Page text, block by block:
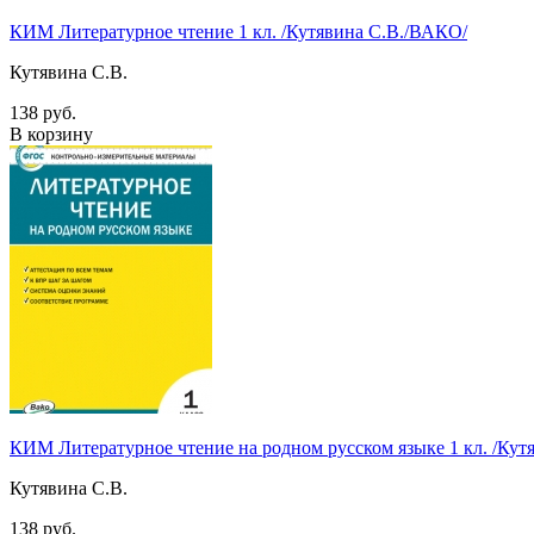
КИМ Литературное чтение 1 кл. /Кутявина С.В./ВАКО/
Кутявина С.В.
138 руб.
В корзину
КИМ Литературное чтение на родном русском языке 1 кл. /
Кутявина С.В.
138 руб.